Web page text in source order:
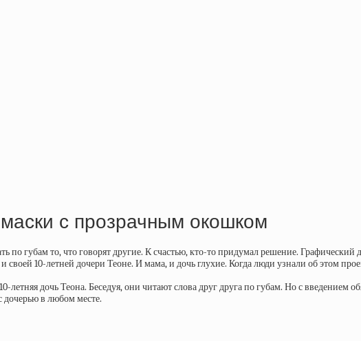
с прозрачным окошком
по губам то, что говорят другие. К счастью, кто-то придумал решение.
своей 10-летней дочери Теоне. И мама, и дочь глухие. Когда люди узнали об этом
летняя дочь Теона. Беседуя, они читают слова друг друга по губам. Но с
дочерью в любом месте.